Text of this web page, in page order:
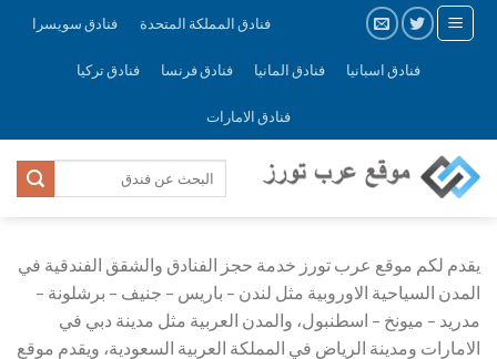
Skip
فنادق المملكة المتحدة فنادق سويسرا
فنادق اسبانيا فنادق المانيا فنادق فرنسا فنادق تركيا
فنادق الامارات
يقدم لكم موقع عرب تورز خدمة حجز الفنادق والشقق الفندقية في
المدن السياحية الاوروبية مثل لندن – باريس – جنيف – برشلونة –
مدريد – ميونخ – اسطنبول، والمدن العربية مثل مدينة دبي في
الامارات ومدينة الرياض في المملكة العربية السعودية، ويقدم موقع